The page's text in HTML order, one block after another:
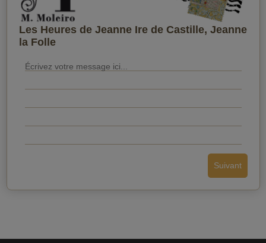
Les Heures de Jeanne Ire de Castille, Jeanne
la Folle
Suivant
Retour